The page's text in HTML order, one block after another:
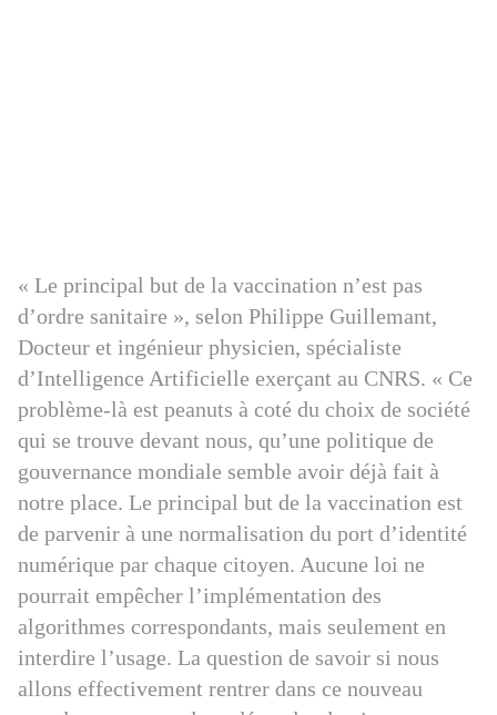
« Le principal but de la vaccination n’est pas
d’ordre sanitaire », selon Philippe Guillemant,
Docteur et ingénieur physicien, spécialiste
d’Intelligence Artificielle exerçant au CNRS. « Ce
problème-là est peanuts à coté du choix de société
qui se trouve devant nous, qu’une politique de
gouvernance mondiale semble avoir déjà fait à
notre place. Le principal but de la vaccination est
de parvenir à une normalisation du port d’identité
numérique par chaque citoyen. Aucune loi ne
pourrait empêcher l’implémentation des
algorithmes correspondants, mais seulement en
interdire l’usage. La question de savoir si nous
allons effectivement rentrer dans ce nouveau